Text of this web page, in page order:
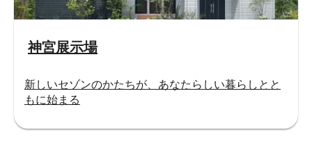
神宮展示場
新しいセゾンのかたちが、あなたらしい暮らしとと
もに始まる